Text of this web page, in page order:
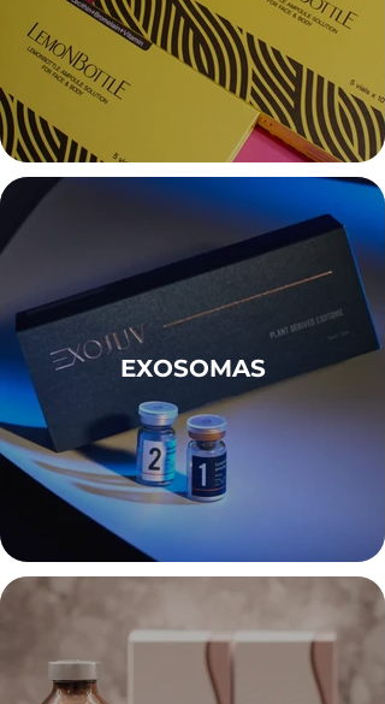
EXOSOMAS